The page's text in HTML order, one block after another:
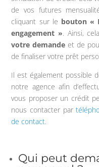
de vos futures
cliquant sur le bouton «
engagement ». Ainsi,
votre demande et de
de finaliser votre prêt
Il est également possible
notre agence afin
vous proposer un crédit
nous contacter par
de contact.
Qui peut